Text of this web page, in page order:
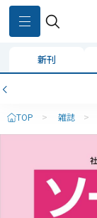
新刊
TOP > 雑誌 >